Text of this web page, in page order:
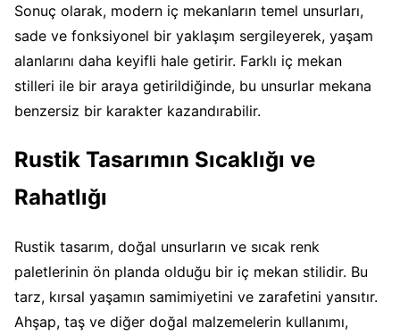
Sonuç olarak, modern iç mekanların temel unsurları,
sade ve fonksiyonel bir yaklaşım sergileyerek, yaşam
alanlarını daha keyifli hale getirir. Farklı iç mekan
stilleri ile bir araya getirildiğinde, bu unsurlar mekana
benzersiz bir karakter kazandırabilir.
Rustik Tasarımın Sıcaklığı ve
Rahatlığı
Rustik tasarım, doğal unsurların ve sıcak renk
paletlerinin ön planda olduğu bir iç mekan stilidir. Bu
tarz, kırsal yaşamın samimiyetini ve zarafetini yansıtır.
Ahşap, taş ve diğer doğal malzemelerin kullanımı,